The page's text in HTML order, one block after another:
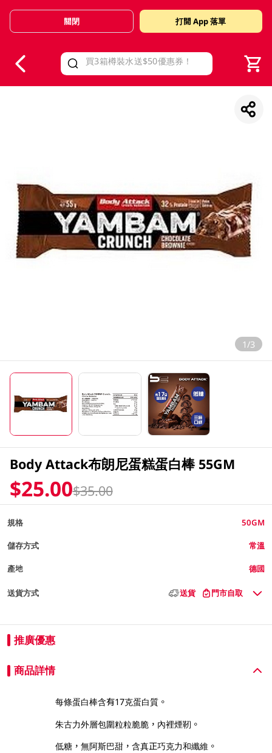
Valid Until 30 June 2026
關閉 打開 App 落單
1/3
Body Attack布朗尼蛋糕蛋白棒 55GM
$25.00$35.00
規格 50GM
儲存方式 常溫
產地 德國
送貨方式 送貨 門市自取
推廣優惠
商品詳情
每條蛋白棒含有17克蛋白質。
朱古力外層包圍粒粒脆脆，內裡煙靭。
低糖，無阿斯巴甜，含真正巧克力和纖維。